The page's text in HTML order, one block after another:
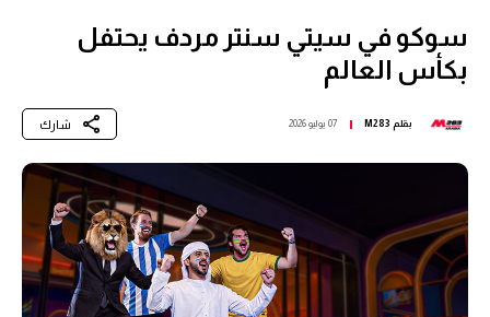
سوكو في سيتي سنتر مردف يحتفل
بكأس العالم
بقلم M283 07 يوليو 2026 شارك